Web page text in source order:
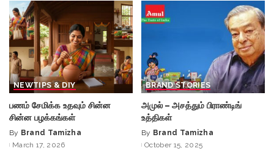
NEWTIPS & DIY
பணம் சேமிக்க உதவும் சின்ன
சின்ன பழக்கங்கள்
Posted
by
By Brand Tamizha
March 17, 2026
BRAND STORIES
அமுல் – அசத்தும் பிராண்டிங்
உத்திகள்
Posted
by
By Brand Tamizha
October 15, 2025